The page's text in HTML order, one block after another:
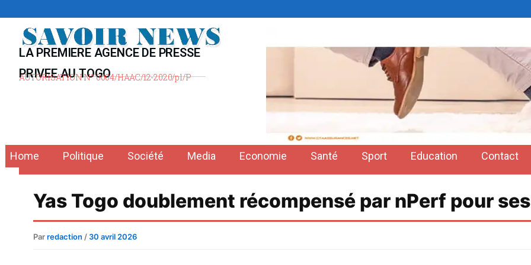
contenu
LA PREMIERE AGENCE DE PRESSE
PRIVEE AU TOGO
AUTORISATION N° 0004/HAAC/12-2020/pl/P
Home Politique Société Media Economie Santé Sport Education Contact
Yas Togo doublement récompensé par nPerf pour
Parredaction / 30 avril 2026